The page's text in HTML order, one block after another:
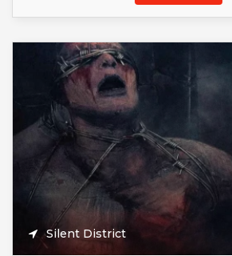
Silent District